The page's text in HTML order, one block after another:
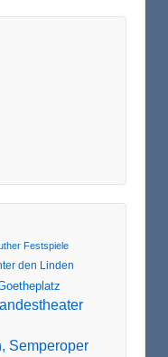
Festspiele
den Linden
Semperoper